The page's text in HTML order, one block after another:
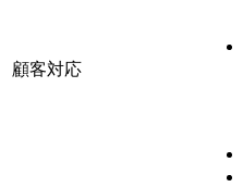
顧客対応